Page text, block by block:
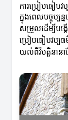
ការប្រៀបធៀបវ
ក្នុងពេលបច្ចុប្បន្
សម្រួលដើម្បីបង្ក
ប្រៀបធៀបវប្បធ
យល់ពីវិបត្តិនាន